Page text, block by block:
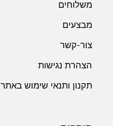
משלוחים
מבצעים
צור-קשר
הצהרת נגישות
תקנון ותנאי שימוש באתר